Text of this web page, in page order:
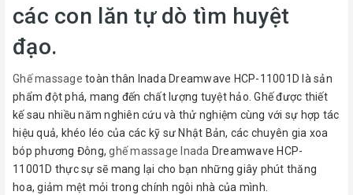
các con lăn tự dò tìm huyệt
đạo.
Ghế massage toàn thân Inada Dreamwave HCP-11001D là sản
phẩm đột phá, mang đến chất lượng tuyệt hảo. Ghế được thiết
kế sau nhiều năm nghiên cứu và thử nghiệm cùng với sự hợp tác
hiệu quả, khéo léo của các kỹ sư Nhật Bản, các chuyên gia xoa
bóp phương Đông,ghế massage Inada Dreamwave HCP-
11001D thực sự sẽ mang lại cho bạn những giây phút thăng
hoa, giảm mệt mỏi trong chính ngôi nhà của mình.